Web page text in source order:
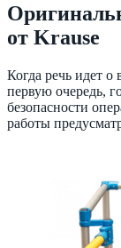
от Krause
Когда речь идет
первую очередь,
безопасности
работы